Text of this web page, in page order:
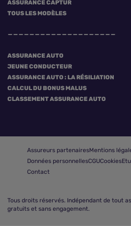
ASSURANCE CAPTUR
TOUS LES MODÈLES
ASSURANCE AUTO
JEUNE CONDUCTEUR
ASSURANCE AUTO : LA RÉSILIATION
CALCUL DU BONUS MALUS
CLASSEMENT ASSURANCE AUTO
Assureurs partenairesMentions
Données personnellesCGUCookies
Contact
Tous droits réservés. Indépendant de tout
gratuits et sans engagement.